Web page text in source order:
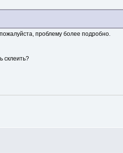
проблему более подробно.
склеить?